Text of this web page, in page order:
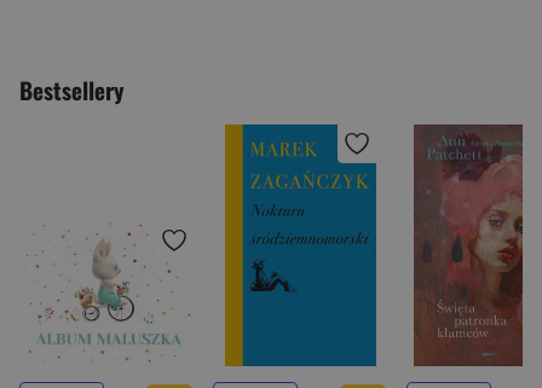
Bestsellery